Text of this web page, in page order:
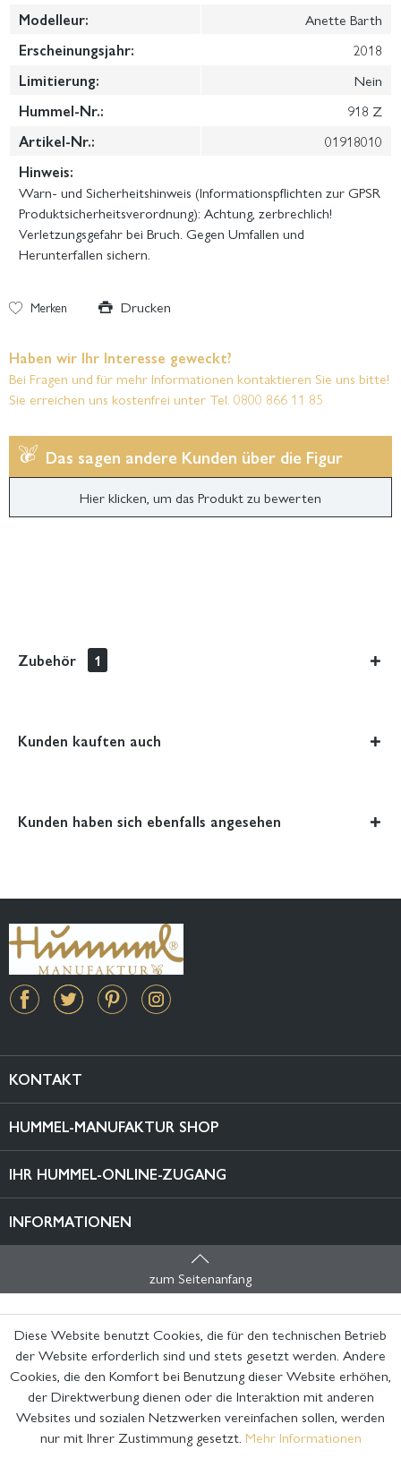
Modelleur:
Anette Barth
Erscheinungsjahr:
2018
Limitierung:
Nein
Hummel-Nr.:
918 Z
Artikel-Nr.:
01918010
Hinweis:
Warn- und Sicherheitshinweis (Informationspflichten zur GPSR
Produktsicherheitsverordnung): Achtung, zerbrechlich!
Verletzungsgefahr bei Bruch. Gegen Umfallen und
Herunterfallen sichern.
Merken Drucken
Haben wir Ihr Interesse geweckt?
Bei Fragen und für mehr Informationen kontaktieren Sie uns bitte!
Sie erreichen uns kostenfrei unter Tel. 0800 866 11 85
Das sagen andere Kunden über die Figur
Hier klicken, um das Produkt zu bewerten
Zubehör 1
Kunden kauften auch
Kunden haben sich ebenfalls angesehen
KONTAKT
HUMMEL-MANUFAKTUR SHOP
IHR HUMMEL-ONLINE-ZUGANG
INFORMATIONEN
zum Seitenanfang
Diese Website benutzt Cookies, die für den technischen Betrieb
der Website erforderlich sind und stets gesetzt werden. Andere
Cookies, die den Komfort bei Benutzung dieser Website erhöhen,
der Direktwerbung dienen oder die Interaktion mit anderen
Websites und sozialen Netzwerken vereinfachen sollen, werden
nur mit Ihrer Zustimmung gesetzt. Mehr Informationen